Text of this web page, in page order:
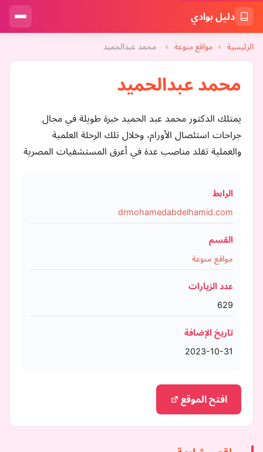
دليل بوادي
الرئيسية › مواقع منوعة › محمد عبدالحميد
محمد عبدالحميد
يمتلك الدكتور محمد عبد الحميد خبرة طويلة في مجال
جراحات استئصال الأورام، وخلال تلك الرحلة العلمية
والعملية تقلد مناصب عدة في أعرق المستشفيات المصرية
الرابط
drmohamedabdelhamid.com
القسم
مواقع منوعة
عدد الزيارات
629
تاريخ الإضافة
2023-10-31
افتح الموقع